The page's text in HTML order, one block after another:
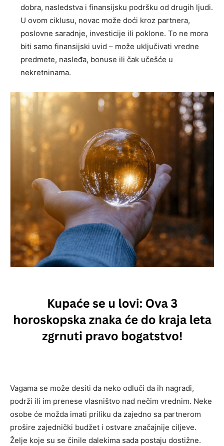
dobra, nasledstva i finansijsku podršku od drugih ljudi.
U ovom ciklusu, novac može doći kroz partnera,
poslovne saradnje, investicije ili poklone. To ne mora
biti samo finansijski uvid – može uključivati vredne
predmete, nasleđa, bonuse ili čak učešće u
nekretninama.
Vagama se može desiti da neko odluči da ih nagradi,
podrži ili im prenese vlasništvo nad nečim vrednim. Neke
osobe će možda imati priliku da zajedno sa partnerom
prošire zajednički budžet i ostvare značajnije ciljeve.
Želje koje su se činile dalekima sada postaju dostižne.